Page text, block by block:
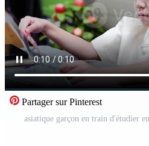
Partager sur Pinterest